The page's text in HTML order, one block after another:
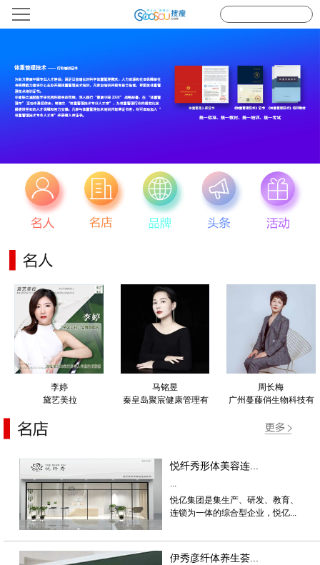
李婷
黛艺美拉
马铭昱
秦皇岛聚宸健康管理有
周长梅
广州蔓藤俏生物科技有
悦纤秀形体美容连...
...
悦亿集团是集生产、研发、教育、
连锁为一体的综合型企业，悦亿...
伊秀彦纤体养生荟...